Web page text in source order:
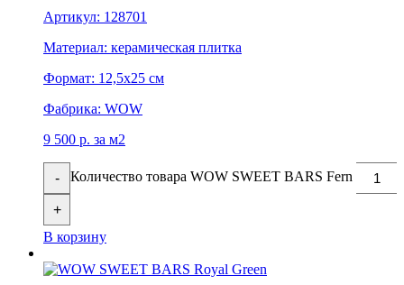
Артикул: 128701
Материал: керамическая плитка
Формат: 12,5x25 см
Фабрика: WOW
9 500 р. за м2
- Количество товара WOW SWEET BARS Fern
+
В корзину